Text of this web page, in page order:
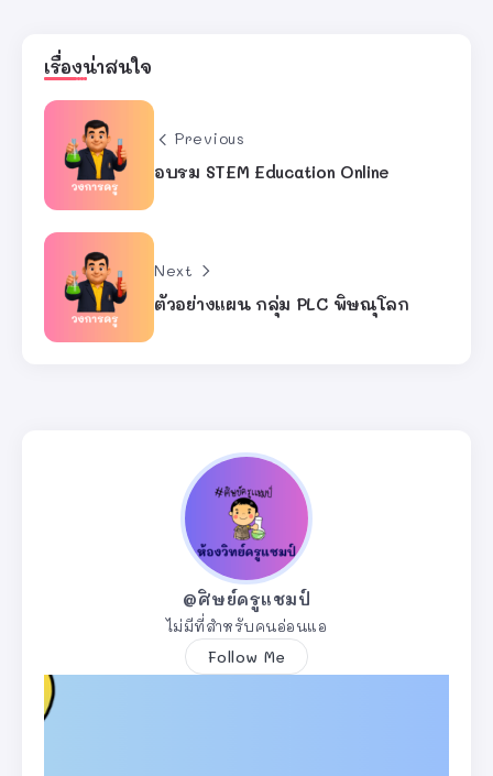
เรื่องน่าสนใจ
Previous
อบรม STEM Education Online
Next
ตัวอย่างแผน กลุ่ม PLC พิษณุโลก
@ศิษย์ครูแชมป์
ไม่มีที่สำหรับคนอ่อนแอ
Follow Me